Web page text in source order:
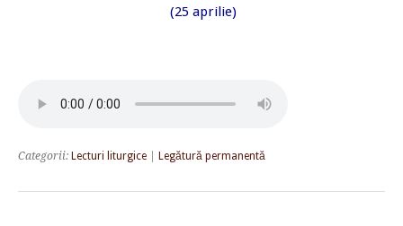
(25 aprilie)
Categorii: Lecturi liturgice Legătură permanentă